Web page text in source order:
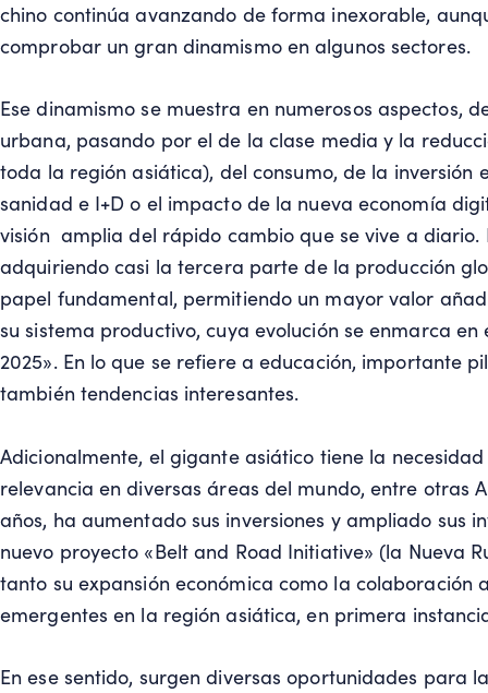
chino continúa avanzando de forma inexorable,
comprobar un gran dinamismo en algunos sectores.
Ese dinamismo se muestra en numerosos aspectos,
urbana, pasando por el de la clase media y la
toda la región asiática), del consumo, de la inversión
sanidad e I+D o el impacto de la nueva economía
visión amplia del rápido cambio que se vive a diario.
adquiriendo casi la tercera parte de la producción
papel fundamental, permitiendo un mayor valor
su sistema productivo, cuya evolución se enmarca
2025». En lo que se refiere a educación, importante
también tendencias interesantes.
Adicionalmente, el gigante asiático tiene la
relevancia en diversas áreas del mundo, entre otras
años, ha aumentado sus inversiones y ampliado sus
nuevo proyecto «Belt and Road Initiative» (la Nueva
tanto su expansión económica como la colaboración
emergentes en la región asiática, en primera
En ese sentido, surgen diversas oportunidades para